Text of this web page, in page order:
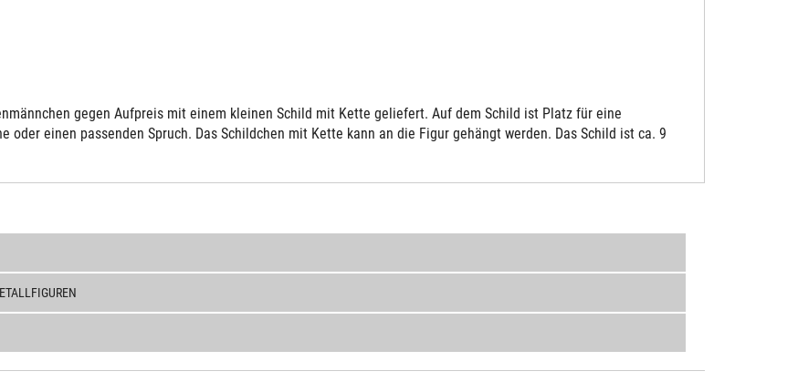
gegen Aufpreis mit einem kleinen Schild mit Kette geliefert. Auf dem Schild ist Platz für eine
oder einen passenden Spruch. Das Schildchen mit Kette kann an die Figur gehängt werden. Das Schild ist ca. 9